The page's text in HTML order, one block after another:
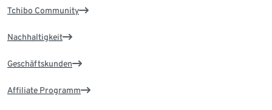
Tchibo Community
Nachhaltigkeit
Geschäftskunden
Affiliate Programm